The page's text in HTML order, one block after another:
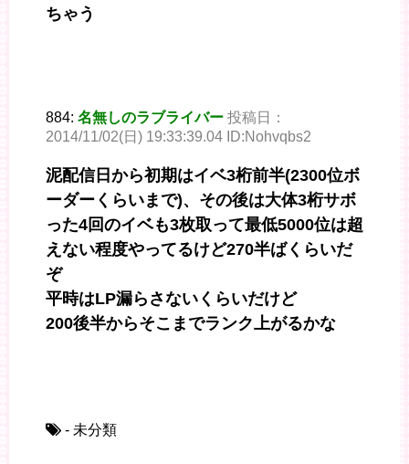
ちゃう
884: 名無しのラブライバー 投稿日：
2014/11/02(日) 19:33:39.04 ID:Nohvqbs2
泥配信日から初期はイベ3桁前半(2300位ボ
ーダーくらいまで)、その後は大体3桁サボ
った4回のイベも3枚取って最低5000位は超
えない程度やってるけど270半ばくらいだ
ぞ
平時はLP漏らさないくらいだけど
200後半からそこまでランク上がるかな
- 未分類